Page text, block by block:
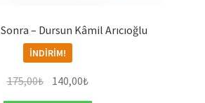
– Dursun Kâmil Arıcıoğlu
İNDIRIM!
175,00₺ Orijinal
140,00₺Şu